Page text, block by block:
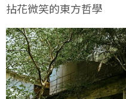
拈花微笑的東方哲學